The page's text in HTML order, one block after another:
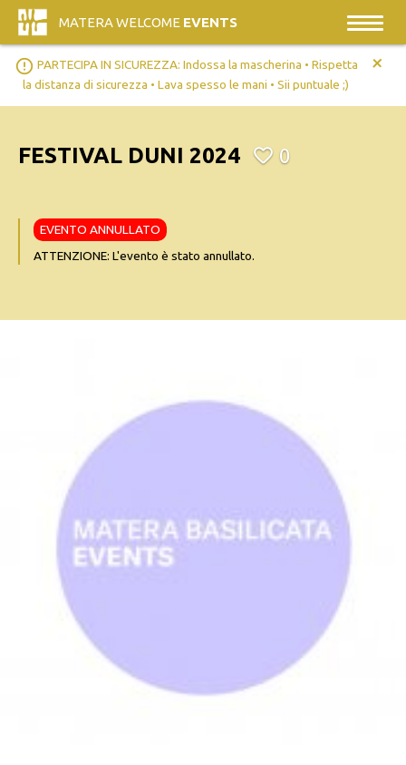
MATERA WELCOME EVENTS
error_outline PARTECIPA IN SICUREZZA: Indossa la mascherina • Rispetta
la distanza di sicurezza • Lava spesso le mani • Sii puntuale ;)
+
FESTIVAL DUNI 2024 0
EVENTO ANNULLATO
ATTENZIONE: L'evento è stato annullato.